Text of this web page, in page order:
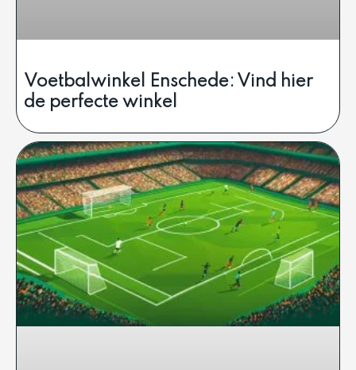
Voetbalwinkel Enschede: Vind hier
de perfecte winkel